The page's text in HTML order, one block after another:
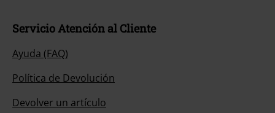
Servicio Atención al Cliente
Ayuda (FAQ)
Política de Devolución
Devolver un artículo